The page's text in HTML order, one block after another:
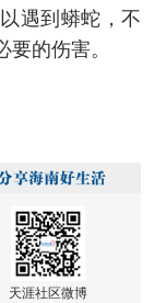
遇到蟒蛇，不
的伤害。
天涯社区微博